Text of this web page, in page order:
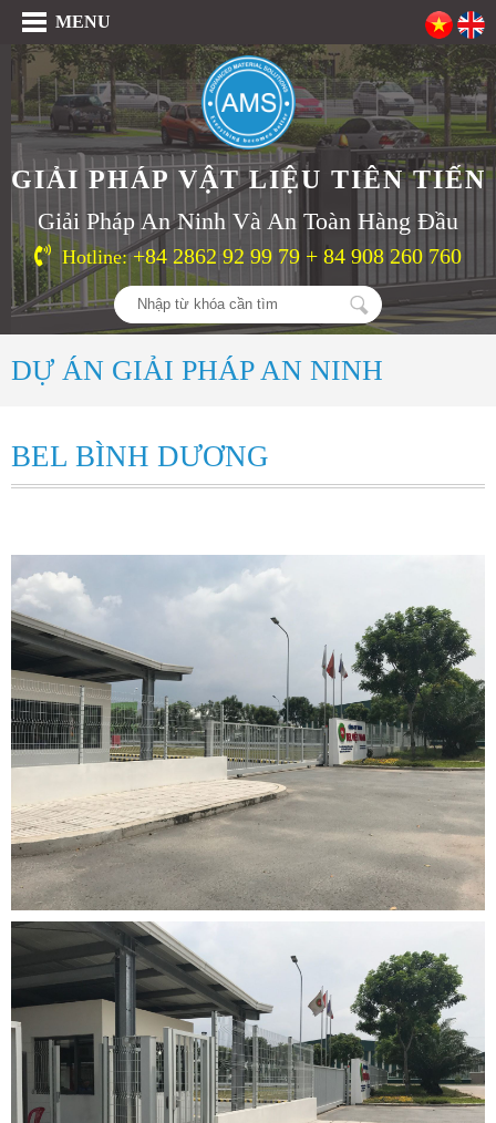
MENU
GIẢI PHÁP VẬT LIỆU TIÊN TIẾN
Giải Pháp An Ninh Và An Toàn Hàng Đầu
Hotline:+84 2862 92 99 79 + 84 908 260 760
DỰ ÁN GIẢI PHÁP AN NINH
BEL BÌNH DƯƠNG